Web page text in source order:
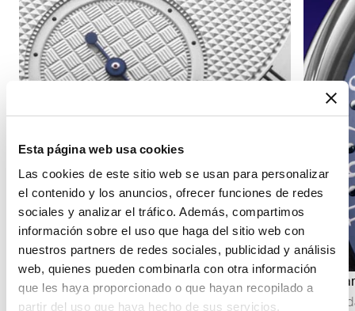
Esta página web usa cookies
Las cookies de este sitio web se usan para personalizar
el contenido y los anuncios, ofrecer funciones de redes
sociales y analizar el tráfico. Además, compartimos
información sobre el uso que haga del sitio web con
nuestros partners de redes sociales, publicidad y análisis
web, quienes pueden combinarla con otra información
que les haya proporcionado o que hayan recopilado a
partir del uso que haya hecho de sus servicios.
Indicación de los segundos
La indicación de los segundos permite seguir
El